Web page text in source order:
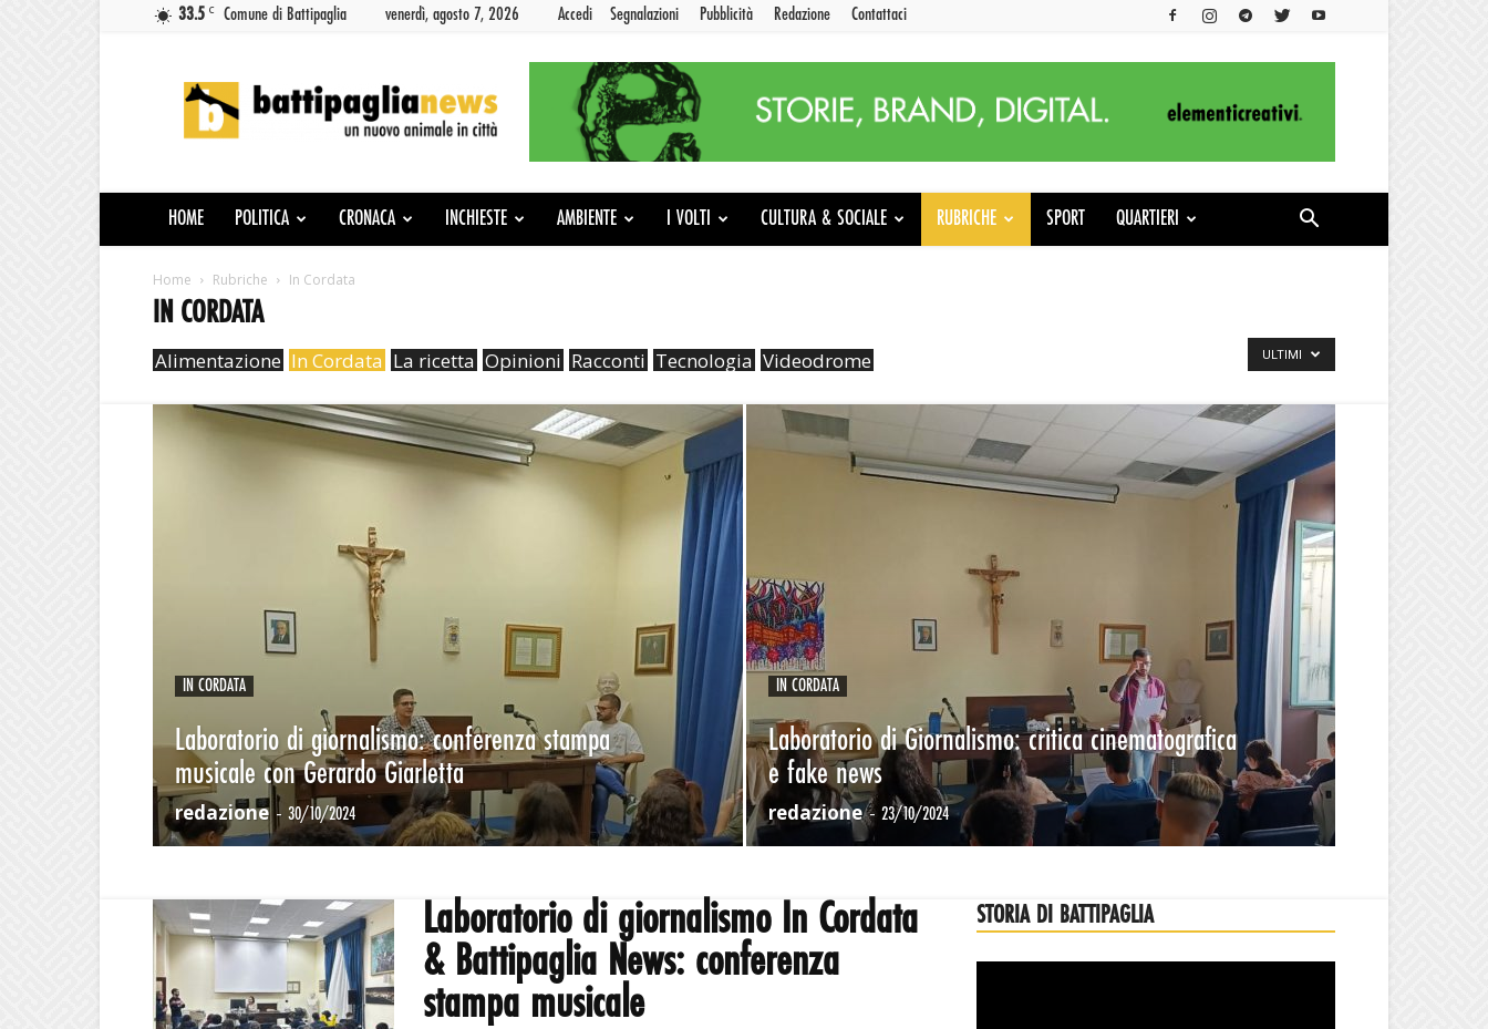
33.5 C Comune di Battipaglia venerdì, agosto 7, 2026 Accedi Segnalazioni Pubblicità Redazione Contattaci
News
HOME POLITICA CRONACA INCHIESTE AMBIENTE I VOLTI CULTURA & SOCIALE RUBRICHE SPORT QUARTIERI
Home Rubriche In Cordata
IN CORDATA
Alimentazione In Cordata La ricetta Opinioni Racconti Tecnologia Videodrome ULTIMI
IN CORDATA
Laboratorio di giornalismo: conferenza stampa
musicale con Gerardo Giarletta
redazione - 30/10/2024
IN CORDATA
Laboratorio di Giornalismo: critica cinematografica
e fake news
redazione - 23/10/2024
Laboratorio di giornalismo In Cordata
& Battipaglia News: conferenza
stampa musicale
STORIA DI BATTIPAGLIA